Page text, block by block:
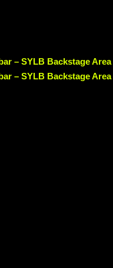
– SYLB Backstage Area
– SYLB Backstage Area